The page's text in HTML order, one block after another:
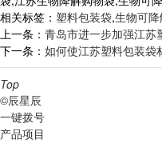
相关标签： 塑料包装袋,生物可
上一条： 青岛市进一步加强江苏
下一条： 如何使江苏塑料包装袋
Top
©辰星辰
一键拨号
产品项目